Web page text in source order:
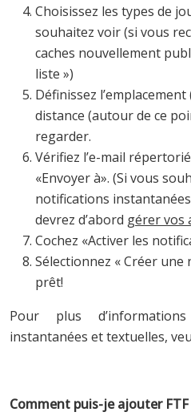
Choisissez les types de
souhaitez voir (si vous
caches nouvellement
liste »)
Définissez
distance (autour de ce
regarder.
Vérifiez l’e-mail
«Envoyer à». (Si vous
notifications
devrez d’abord gérer vos
Cochez «Activer les
Sélectionnez « Créer
prêt!
Pour plus
instantanées et textuelles,
Comment puis-je ajouter